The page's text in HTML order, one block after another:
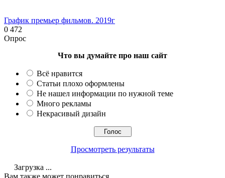
График премьер фильмов. 2019г
0 472
Опрос
Что вы думайте про наш сайт
Всё нравится
Статьи плохо оформлены
Не нашел информации по нужной теме
Много рекламы
Некрасивый дизайн
Просмотреть результаты
Загрузка ...
Вам также может понравиться